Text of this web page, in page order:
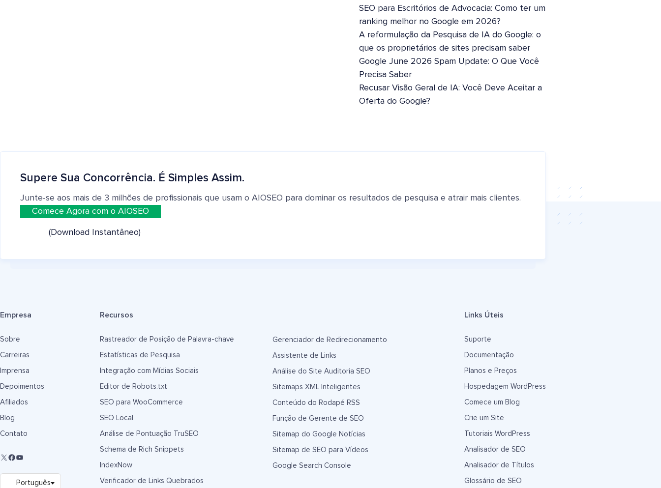
SEO para Escritórios de Advocacia: Como ter um
ranking melhor no Google em 2026?
A reformulação da Pesquisa de IA do Google: o
que os proprietários de sites precisam saber
Google June 2026 Spam Update: O Que Você
Precisa Saber
Recusar Visão Geral de IA: Você Deve Aceitar a
Oferta do Google?
Supere Sua Concorrência. É Simples Assim.
Junte-se aos mais de 3 milhões de profissionais que usam o AIOSEO para dominar os resultados de pesquisa e atrair mais clientes.
Comece Agora com o AIOSEO
(Download Instantâneo)
Empresa
Sobre
Carreiras
Imprensa
Depoimentos
Afiliados
Blog
Contato
Recursos
Rastreador de Posição de Palavra-chave
Estatísticas de Pesquisa
Integração com Mídias Sociais
Editor de Robots.txt
SEO para WooCommerce
SEO Local
Análise de Pontuação TruSEO
Schema de Rich Snippets
IndexNow
Verificador de Links Quebrados
Gerenciador de Redirecionamento
Assistente de Links
Análise do Site Auditoria SEO
Sitemaps XML Inteligentes
Conteúdo do Rodapé RSS
Função de Gerente de SEO
Sitemap do Google Notícias
Sitemap de SEO para Vídeos
Google Search Console
Links Úteis
Suporte
Documentação
Planos e Preços
Hospedagem WordPress
Comece um Blog
Crie um Site
Tutoriais WordPress
Analisador de SEO
Analisador de Títulos
Glossário de SEO